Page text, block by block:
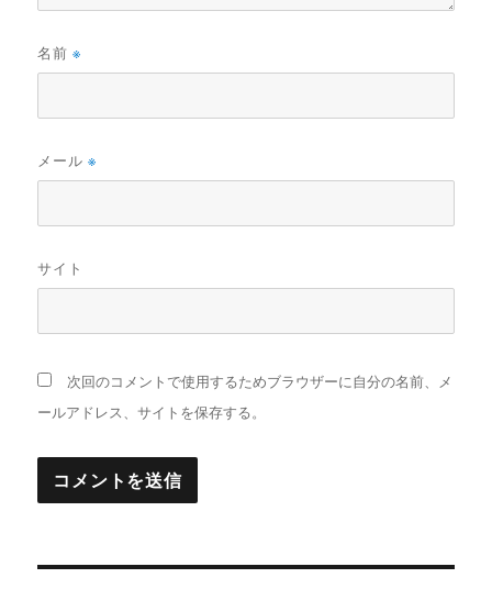
名前※
メール※
サイト
次回のコメントで使用するためブラウザーに自分の名前、メ
ールアドレス、サイトを保存する。